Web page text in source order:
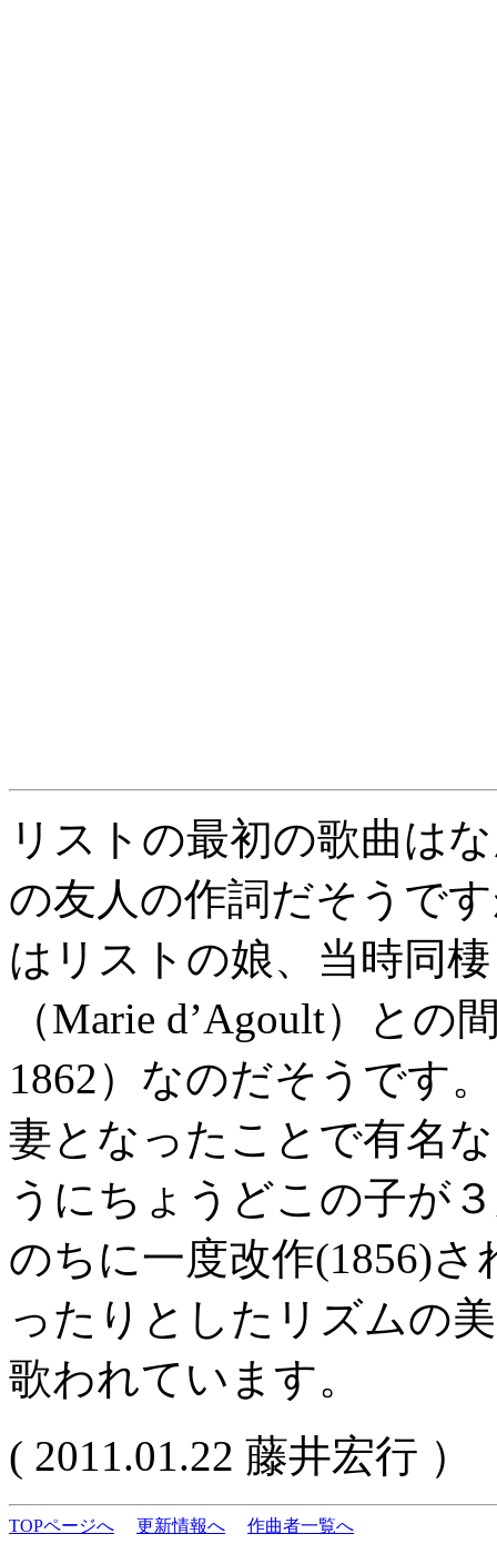
リストの最初の歌曲は
の友人の作詞だそうで
はリストの娘、当時同
（Marie d’Agoult）との
1862）なのだそうです
妻となったことで有名
うにちょうどこの子が
のちに一度改作(1856)
ったりとしたリズムの
歌われています。
( 2011.01.22 藤井宏行 ）
TOPページへ 更新情報へ 作曲者一覧へ